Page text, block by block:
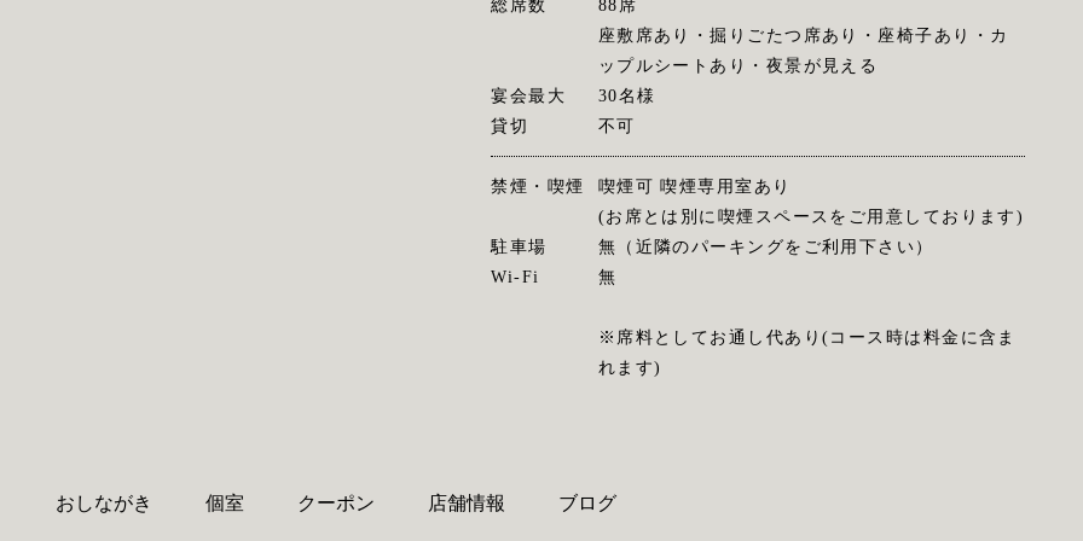
総席数
88席
座敷席あり・掘りごたつ席あり・座椅子あり・カ
ップルシートあり・夜景が見える
宴会最大
30名様
貸切
不可
禁煙・喫煙
喫煙可 喫煙専用室あり
(お席とは別に喫煙スペースをご用意しております)
駐車場
無（近隣のパーキングをご利用下さい）
Wi-Fi
無
※席料としてお通し代あり(コース時は料金に含ま
れます)
おしながき 個室 クーポン 店舗情報 ブログ